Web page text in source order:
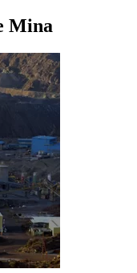
Mina